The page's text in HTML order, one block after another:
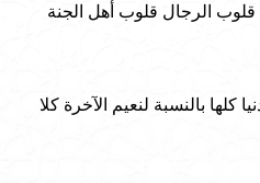
الرجال قلوب أهل الجنة
كلها بالنسبة لنعيم الآخرة كلا